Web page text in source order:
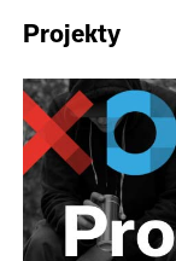
Projekty